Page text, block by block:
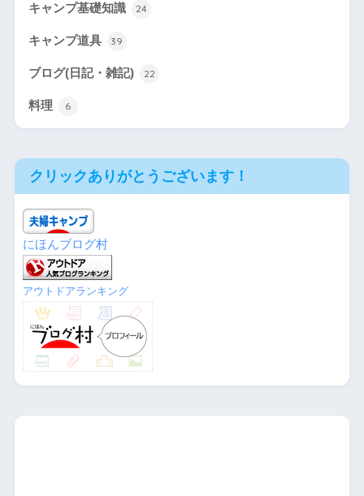
キャンプ基礎知識 24
キャンプ道具 39
ブログ(日記・雑記) 22
料理 6
クリックありがとうございます！
にほんブログ村
アウトドアランキング